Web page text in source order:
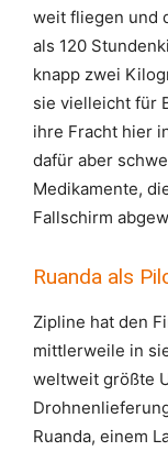
weit fliegen und
als 120
knapp zwei
sie vielleicht für
ihre Fracht hier
dafür aber
Medikamente,
Fallschirm
Ruanda als
Zipline hat den
mittlerweile in
weltweit größte
Ruanda, einem